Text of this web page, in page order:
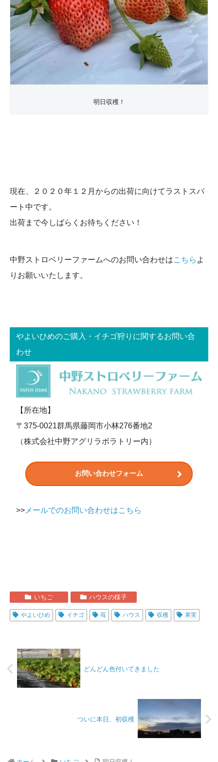
明日収穫！
現在、２０２０年１２月からの出荷に向けてラストスパ
ート中です。
出荷まで今しばらくお待ちください！
中野ストロベリーファームへのお問い合わせはこちら よ
りお願いいたします。
やよいひめのご購入・イチゴ狩りに関するお問い合
わせ
【所在地】
〒375-0021群馬県藤岡市小林276番地2
（株式会社中野アグリラボラトリー内）
お問い合わせフォーム
>>メールでのお問い合わせはこちら
いちご ハウスの様子
やよいひめ イチゴ 苺 ハウス 収穫 果実
どんどん色付いてきました
ついに本日、初収穫